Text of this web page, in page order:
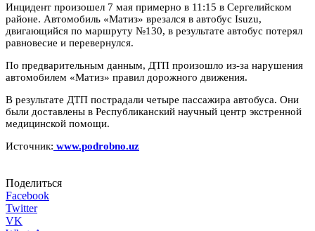
Инцидент произошел 7 мая примерно в 11:15 в Сергелийском
районе. Автомобиль «Матиз» врезался в автобус Isuzu,
двигающийся по маршруту №130, в результате автобус потерял
равновесие и перевернулся.
По предварительным данным, ДТП произошло из-за нарушения
автомобилем «Матиз» правил дорожного движения.
В результате ДТП пострадали четыре пассажира автобуса. Они
были доставлены в Республиканский научный центр экстренной
медицинской помощи.
Источник: www.podrobno.uz
Поделиться
Facebook
Twitter
VK